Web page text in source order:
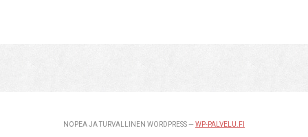
NOPEA JA TURVALLINEN WORDPRESS — WP-PALVELU.FI